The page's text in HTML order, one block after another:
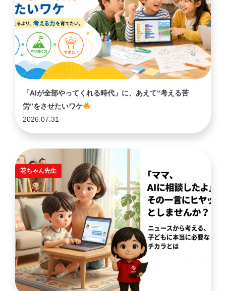
「AIが全部やってくれる時代」に、あえて“考える苦
労”をさせたいワケ
2026.07.31
花ちゃん先生